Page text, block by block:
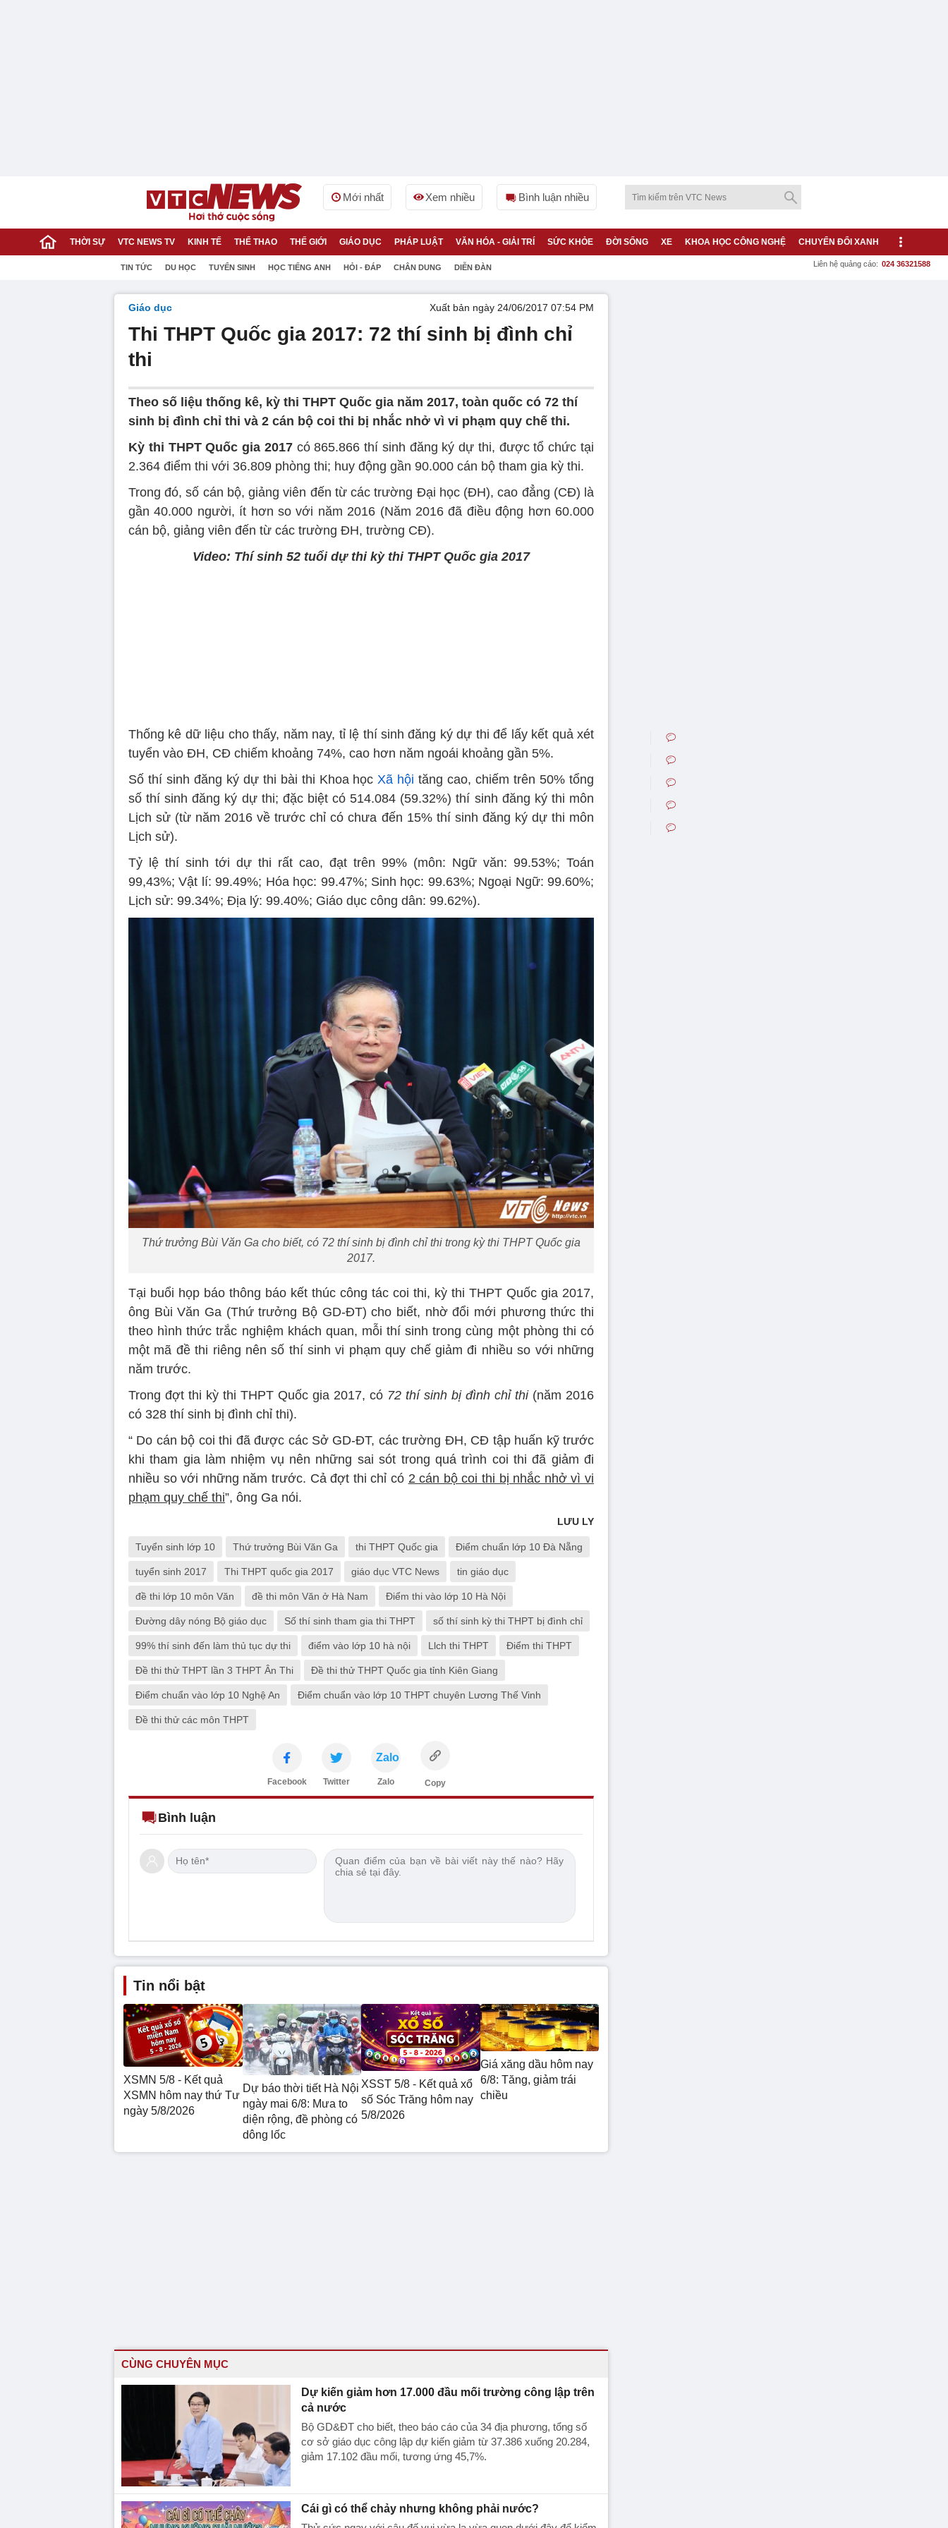
Mới nhất Xem nhiều Bình luận nhiều
THỜI SỰ VTC NEWS TV KINH TẾ THỂ THAO THẾ GIỚI GIÁO DỤC PHÁP LUẬT VĂN HÓA - GIẢI TRÍ SỨC KHỎE ĐỜI SỐNG XE KHOA HỌC CÔNG NGHỆ CHUYỂN ĐỔI XANH
TIN TỨC DU HỌC TUYỂN SINH HỌC TIẾNG ANH HỎI - ĐÁP CHÂN DUNG DIỄN ĐÀN Liên hệ quảng cáo: 024 36321588
Giáo dục Xuất bản ngày 24/06/2017 07:54 PM
Thi THPT Quốc gia 2017: 72 thí sinh bị đình chỉ
thi
Theo số liệu thống kê, kỳ thi THPT Quốc gia năm 2017, toàn quốc có 72 thí
sinh bị đình chỉ thi và 2 cán bộ coi thi bị nhắc nhở vì vi phạm quy chế thi.
Kỳ thi THPT Quốc gia 2017có 865.866 thí sinh đăng ký dự thi, được tổ chức tại
2.364 điểm thi với 36.809 phòng thi; huy động gần 90.000 cán bộ tham gia kỳ thi.
Trong đó, số cán bộ, giảng viên đến từ các trường Đại học (ĐH), cao đẳng (CĐ) là
gần 40.000 người, ít hơn so với năm 2016 (Năm 2016 đã điều động hơn 60.000
cán bộ, giảng viên đến từ các trường ĐH, trường CĐ).
Video: Thí sinh 52 tuổi dự thi kỳ thi THPT Quốc gia 2017
Thống kê dữ liệu cho thấy, năm nay, tỉ lệ thí sinh đăng ký dự thi để lấy kết quả xét
tuyển vào ĐH, CĐ chiếm khoảng 74%, cao hơn năm ngoái khoảng gần 5%.
Số thí sinh đăng ký dự thi bài thi Khoa họcXã hội tăng cao, chiếm trên 50% tổng
số thí sinh đăng ký dự thi; đặc biệt có 514.084 (59.32%) thí sinh đăng ký thi môn
Lịch sử (từ năm 2016 về trước chỉ có chưa đến 15% thí sinh đăng ký dự thi môn
Lịch sử).
Tỷ lệ thí sinh tới dự thi rất cao, đạt trên 99% (môn: Ngữ văn: 99.53%; Toán
99,43%; Vật lí: 99.49%; Hóa học: 99.47%; Sinh học: 99.63%; Ngoại Ngữ: 99.60%;
Lịch sử: 99.34%; Địa lý: 99.40%; Giáo dục công dân: 99.62%).
Thứ trưởng Bùi Văn Ga cho biết, có 72 thí sinh bị đình chỉ thi trong kỳ thi THPT Quốc gia
2017.
Tại buổi họp báo thông báo kết thúc công tác coi thi, kỳ thi THPT Quốc gia 2017,
ông Bùi Văn Ga (Thứ trưởng Bộ GD-ĐT) cho biết, nhờ đổi mới phương thức thi
theo hình thức trắc nghiệm khách quan, mỗi thí sinh trong cùng một phòng thi có
một mã đề thi riêng nên số thí sinh vi phạm quy chế giảm đi nhiều so với những
năm trước.
Trong đợt thi kỳ thi THPT Quốc gia 2017, có 72 thí sinh bị đình chỉ thi(năm 2016
có 328 thí sinh bị đình chỉ thi).
“ Do cán bộ coi thi đã được các Sở GD-ĐT, các trường ĐH, CĐ tập huấn kỹ trước
khi tham gia làm nhiệm vụ nên những sai sót trong quá trình coi thi đã giảm đi
nhiều so với những năm trước. Cả đợt thi chỉ có 2 cán bộ coi thi bị nhắc nhở vì vi
phạm quy chế thi”, ông Ga nói.
LƯU LY
Tuyển sinh lớp 10 Thứ trưởng Bùi Văn Ga thi THPT Quốc gia Điểm chuẩn lớp 10 Đà Nẵng
tuyển sinh 2017 Thi THPT quốc gia 2017 giáo dục VTC News tin giáo dục
đề thi lớp 10 môn Văn đề thi môn Văn ở Hà Nam Điểm thi vào lớp 10 Hà Nội
Đường dây nóng Bộ giáo dục Số thí sinh tham gia thi THPT số thí sinh kỳ thi THPT bị đình chỉ
99% thí sinh đến làm thủ tục dự thi điểm vào lớp 10 hà nội Llch thi THPT Điểm thi THPT
Đề thi thử THPT lần 3 THPT Ân Thi Đề thi thử THPT Quốc gia tỉnh Kiên Giang
Điểm chuẩn vào lớp 10 Nghệ An Điểm chuẩn vào lớp 10 THPT chuyên Lương Thế Vinh
Đề thi thử các môn THPT
Facebook Twitter
Zalo
Zalo Copy
Bình luận
Tin nổi bật
XSMN 5/8 - Kết quả
XSMN hôm nay thứ Tư
ngày 5/8/2026
Dự báo thời tiết Hà Nội
ngày mai 6/8: Mưa to
diện rộng, đề phòng có
dông lốc
XSST 5/8 - Kết quả xổ
số Sóc Trăng hôm nay
5/8/2026
Giá xăng dầu hôm nay
6/8: Tăng, giảm trái
chiều
CÙNG CHUYÊN MỤC
Dự kiến giảm hơn 17.000 đầu mối trường công lập trên
cả nước
Bộ GD&ĐT cho biết, theo báo cáo của 34 địa phương, tổng số
cơ sở giáo dục công lập dự kiến giảm từ 37.386 xuống 20.284,
giảm 17.102 đầu mối, tương ứng 45,7%.
Cái gì có thể chảy nhưng không phải nước?